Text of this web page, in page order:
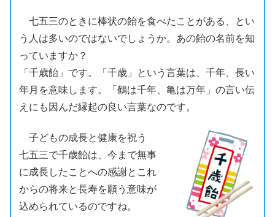
七五三のときに棒状の飴を食べたことがある、とい
う人は多いのではないでしょうか。あの飴の名前を知
っていますか？
「 千歳飴」です。「 千歳」という言葉は、千年、長い
年月を意味します。「 鶴は千年、亀は万年」の言い伝
えにも 因 んだ縁起の良い言葉なのです。
子どもの成長と健康を祝う
七五三で千歳飴は、今まで無事
に成長したことへの感謝とこれ
からの将来と長寿を願う意味が
込められているのですね。